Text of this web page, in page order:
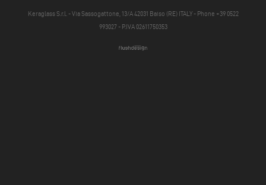
Keraglass S.r.l. - Via Sassogattone, 13/A 42031 Baiso (RE) ITALY - Phone +39 0522
993027 - P.IVA 02611750353